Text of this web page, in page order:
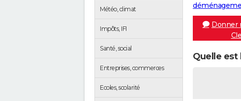
Météo, climat
Impôts, IFI
Santé, social
Entreprises, commerces
Ecoles, scolarité
Donner
Quelle est